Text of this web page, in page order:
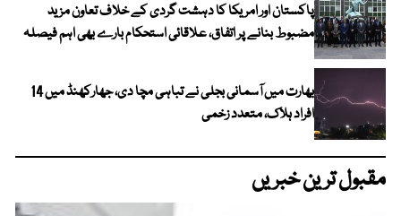
پاکستان اور امریکا کا دہشت گردی کے خلاف تعاون مزید
مضبوط بنانے پر اتفاق، علاقائی استحکام بارے بھی اہم فیصلہ
بھارت میں آسمانی بجلی نے تباہی مچا دی، جھارکھنڈ میں 14
افراد ہلاک، متعدد زخمی
مقبول ترین خبریں